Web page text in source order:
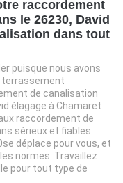
raccordement
le 26230, David
dans tout
puisque nous avons
terrassement
de canalisation
élagage à Chamaret
raccordement de
sérieux et fiables.
déplace pour vous, et
normes. Travaillez
pour tout type de